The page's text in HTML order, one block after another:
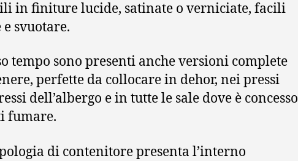
in finiture lucide, satinate o verniciate, facili
svuotare.
tempo sono presenti anche versioni complete
perfette da collocare in dehor, nei pressi
dell’albergo e in tutte le sale dove è concesso
fumare.
di contenitore presenta l’interno